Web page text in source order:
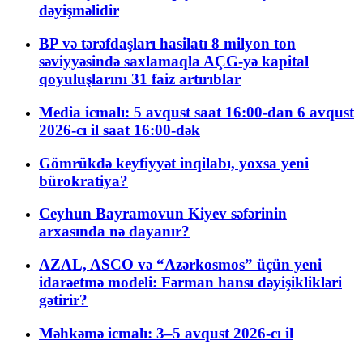
dəyişməlidir
BP və tərəfdaşları hasilatı 8 milyon ton
səviyyəsində saxlamaqla AÇG-yə kapital
qoyuluşlarını 31 faiz artırıblar
Media icmalı: 5 avqust saat 16:00-dan 6 avqust
2026-cı il saat 16:00-dək
Gömrükdə keyfiyyət inqilabı, yoxsa yeni
bürokratiya?
Ceyhun Bayramovun Kiyev səfərinin
arxasında nə dayanır?
AZAL, ASCO və “Azərkosmos” üçün yeni
idarəetmə modeli: Fərman hansı dəyişiklikləri
gətirir?
Məhkəmə icmalı: 3–5 avqust 2026-cı il